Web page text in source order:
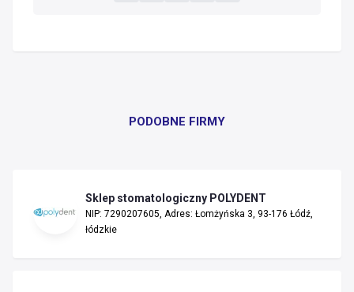
PODOBNE FIRMY
Sklep stomatologiczny POLYDENT
NIP: 7290207605, Adres: Łomżyńska 3, 93-176 Łódź,
łódzkie